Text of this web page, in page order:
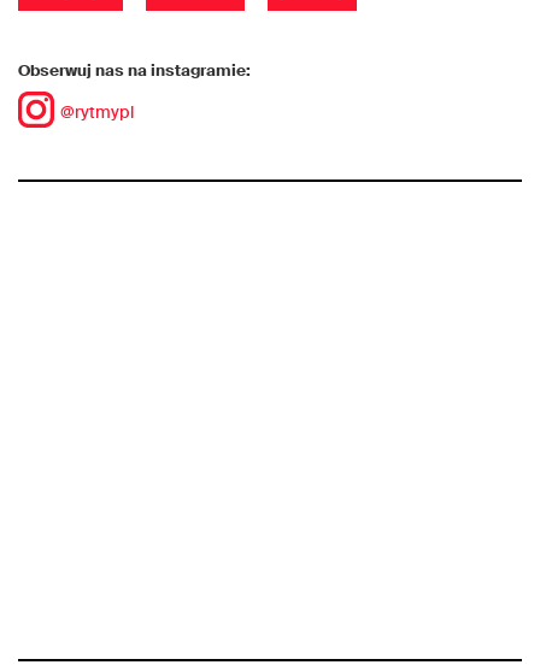
Obserwuj nas na instagramie:
@rytmypl